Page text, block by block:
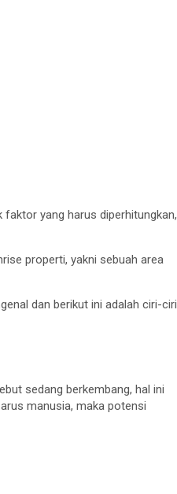
faktor yang harus diperhitungkan,
properti, yakni sebuah area
dan berikut ini adalah ciri-ciri
sedang berkembang, hal ini
manusia, maka potensi